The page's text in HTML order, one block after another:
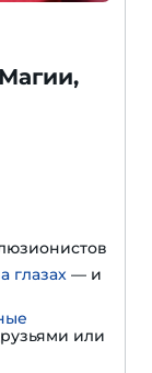
глазах — и
или